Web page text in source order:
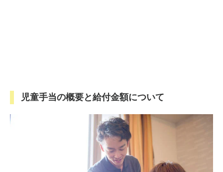
児童手当の概要と給付金額について